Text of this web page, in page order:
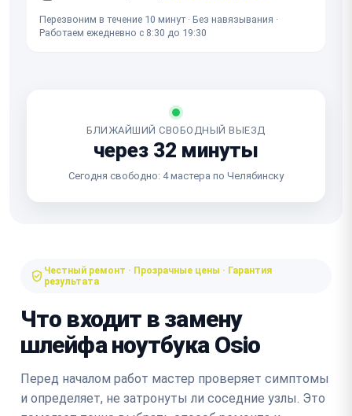
Перезвоним в течение 10 минут · Без навязывания ·
Работаем ежедневно с 8:30 до 19:30
БЛИЖАЙШИЙ СВОБОДНЫЙ ВЫЕЗД
через 32 минуты
Сегодня свободно: 4 мастера по Челябинску
Честный ремонт · Прозрачные цены · Гарантия
результата
Что входит в замену
шлейфа ноутбука Osio
Перед началом работ мастер проверяет симптомы
и определяет, не затронуты ли соседние узлы. Это